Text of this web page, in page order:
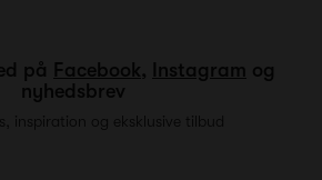
på Facebook, Instagram og
nyhedsbrev
inspiration og eksklusive tilbud